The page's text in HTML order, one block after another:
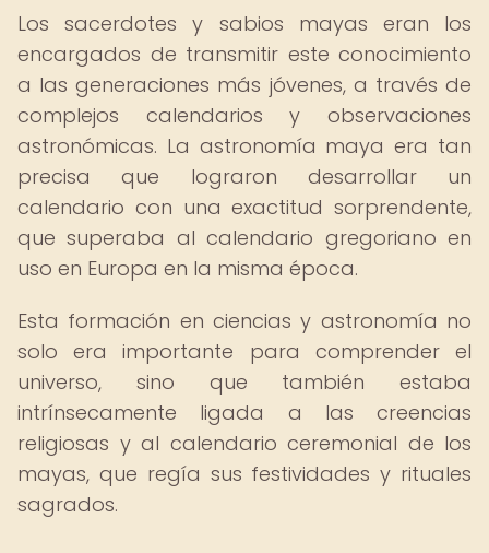
Los sacerdotes y sabios mayas eran los
encargados de transmitir este conocimiento
a las generaciones más jóvenes, a través de
complejos calendarios y observaciones
astronómicas. La astronomía maya era tan
precisa que lograron desarrollar un
calendario con una exactitud sorprendente,
que superaba al calendario gregoriano en
uso en Europa en la misma época.
Esta formación en ciencias y astronomía no
solo era importante para comprender el
universo, sino que también estaba
intrínsecamente ligada a las creencias
religiosas y al calendario ceremonial de los
mayas, que regía sus festividades y rituales
sagrados.